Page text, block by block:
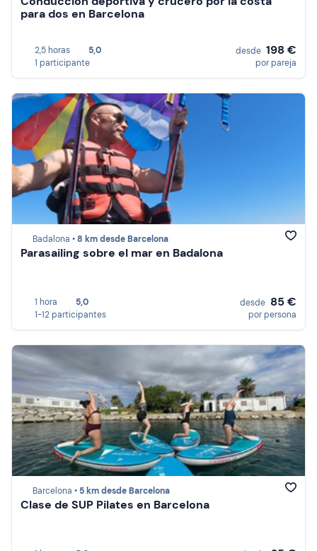
para dos en Barcelona
2,5 horas
5,0
1 participante
desde 198 €
por pareja
Badalona •8 km desde Barcelona
Parasailing sobre el mar en Badalona
1 hora
5,0
1-12 participantes
desde 85 €
por persona
Barcelona • 5 km desde Barcelona
Clase de SUP Pilates en Barcelona